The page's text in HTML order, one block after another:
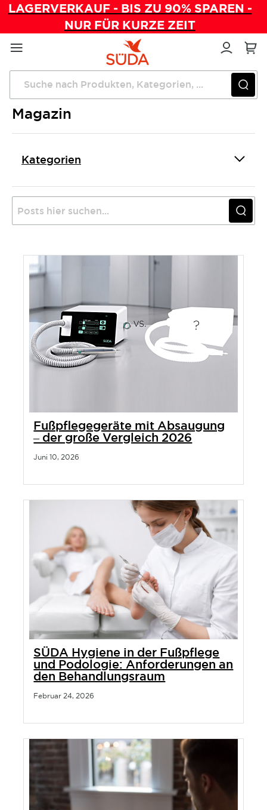
LAGERVERKAUF - BIS ZU 90% SPAREN -
NUR FÜR KURZE ZEIT
Direkt
zum
Inhalt
Startseite Magazin
Magazin
Kategorien
Fußpflegegeräte mit Absaugung
– der große Vergleich 2026
Juni 10, 2026
SÜDA Hygiene in der Fußpflege
und Podologie: Anforderungen an
den Behandlungsraum
Februar 24, 2026